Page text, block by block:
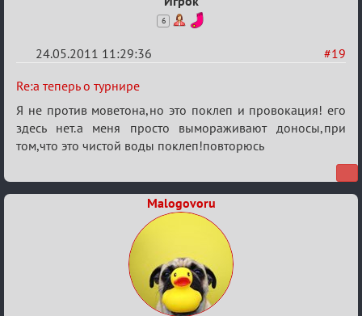
6
#19
24.05.2011 11:29:36
Re:
а
теперь
о
Re:а теперь о турнире
Я не против моветона,но это поклеп и провокация! его
здесь нет.а меня просто вымораживают доносы,при
том,что это чистой воды поклеп!повторюсь
Malogovoru